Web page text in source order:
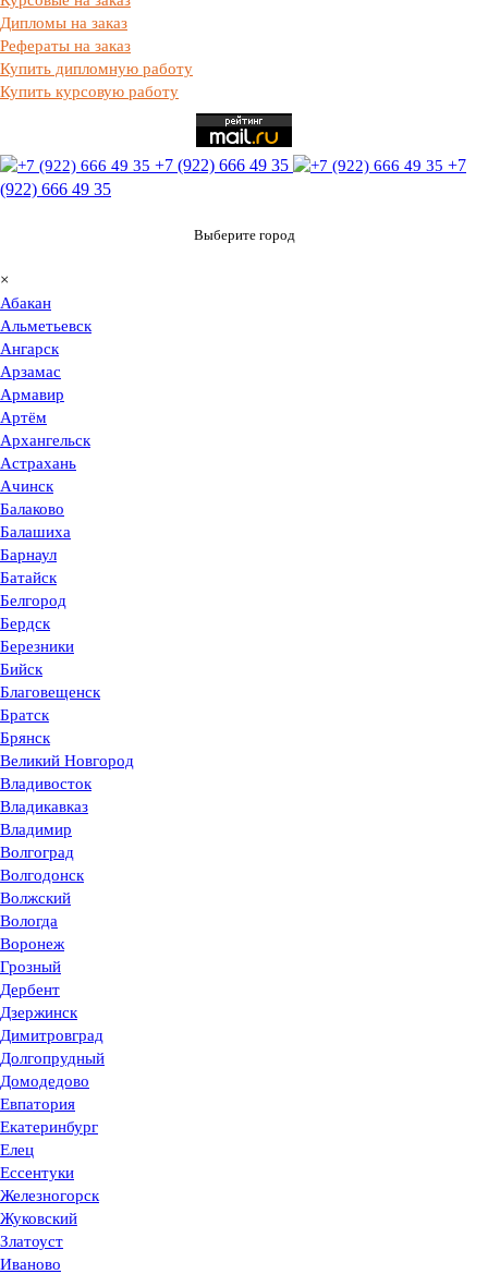
Дипломы на заказ
Рефераты на заказ
Купить дипломную работу
Купить курсовую работу
+7 (922) 666 49 35
+7
(922) 666 49 35
Выберите город
×
Абакан
Альметьевск
Ангарск
Арзамас
Армавир
Артём
Архангельск
Астрахань
Ачинск
Балаково
Балашиха
Барнаул
Батайск
Белгород
Бердск
Березники
Бийск
Благовещенск
Братск
Брянск
Великий Новгород
Владивосток
Владикавказ
Владимир
Волгоград
Волгодонск
Волжский
Вологда
Воронеж
Грозный
Дербент
Дзержинск
Димитровград
Долгопрудный
Домодедово
Евпатория
Екатеринбург
Елец
Ессентуки
Железногорск
Жуковский
Златоуст
Иваново